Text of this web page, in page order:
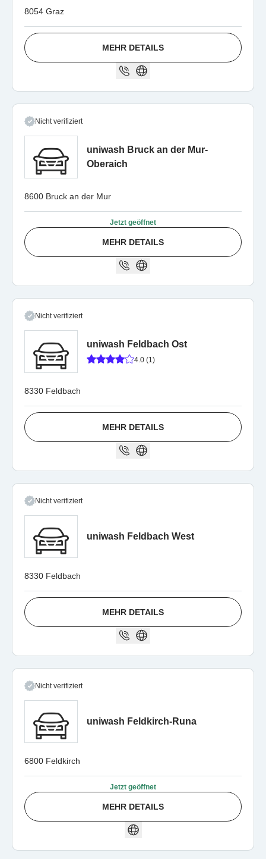
8054 Graz
MEHR DETAILS
Nicht verifiziert
uniwash Bruck an der Mur-
Oberaich
8600 Bruck an der Mur
Jetzt geöffnet
MEHR DETAILS
Nicht verifiziert
uniwash Feldbach Ost
4.0 (1)
8330 Feldbach
MEHR DETAILS
Nicht verifiziert
uniwash Feldbach West
8330 Feldbach
MEHR DETAILS
Nicht verifiziert
uniwash Feldkirch-Runa
6800 Feldkirch
Jetzt geöffnet
MEHR DETAILS